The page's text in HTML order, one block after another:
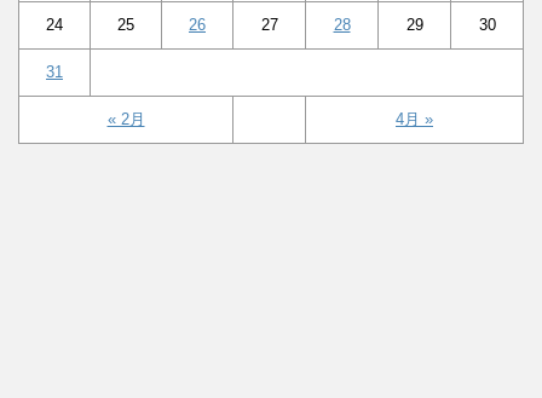
« 2月 4月 »
24 25 26 27 28 29 30
31